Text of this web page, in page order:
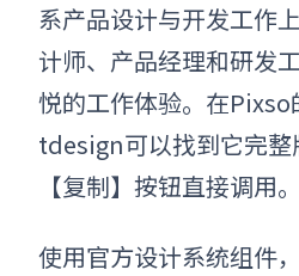
系产品设计与开发工作
计师、产品经理和研发
悦的工作体验。在Pixso
tdesign可以找到它完整
【复制】按钮直接调用。
使用官方设计系统组件